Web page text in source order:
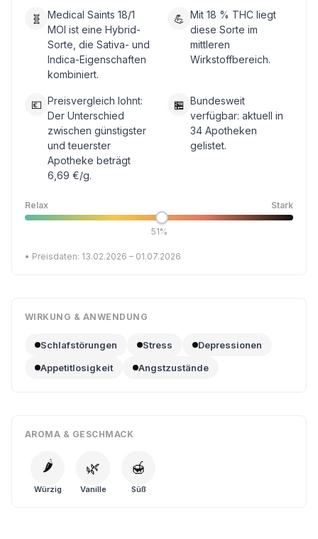
🧬
Medical Saints 18/1
MOI ist eine Hybrid-
Sorte, die Sativa- und
Indica-Eigenschaften
kombiniert.
💪 Mit 18 % THC liegt
diese Sorte im
mittleren
Wirkstoffbereich.
💶 Preisvergleich lohnt:
Der Unterschied
zwischen günstigster
und teuerster
Apotheke beträgt
6,69 €/g.
🏪 Bundesweit
verfügbar: aktuell in
34 Apotheken
gelistet.
Relax Stark
51%
• Preisdaten: 13.02.2026 – 01.07.2026
WIRKUNG & ANWENDUNG
Schlafstörungen Stress
Depressionen
Appetitlosigkeit
Angstzustände
AROMA & GESCHMACK
🌶️
Würzig
🌿
Vanille
🍯
Süß